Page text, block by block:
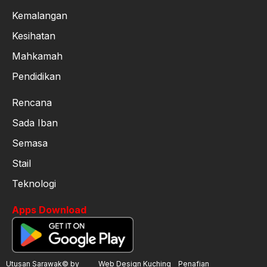
Kemalangan
Kesihatan
Mahkamah
Pendidikan
Rencana
Sada Iban
Semasa
Stail
Teknologi
Apps Download
Utusan Sarawak© by Web Design Kuching Penafian